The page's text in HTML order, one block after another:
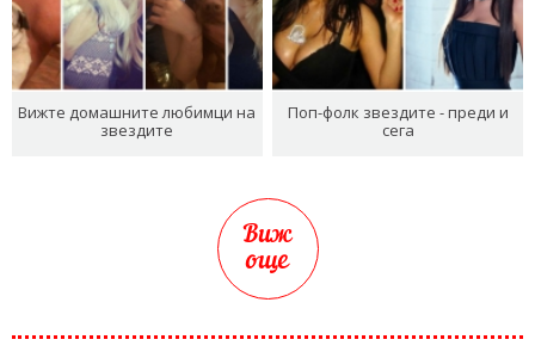
Вижте домашните любимци на
звездите
Поп-фолк звездите - преди и
сега
Виж
още